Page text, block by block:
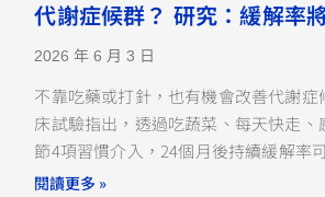
代謝症候群？ 研究：緩解率
2026 年 6 月 3 日
不靠吃藥或打針，也有機會改善代謝症
床試驗指出，透過吃蔬菜、每天快走、
節4項習慣介入，24個月後持續緩解率
閱讀更多 »